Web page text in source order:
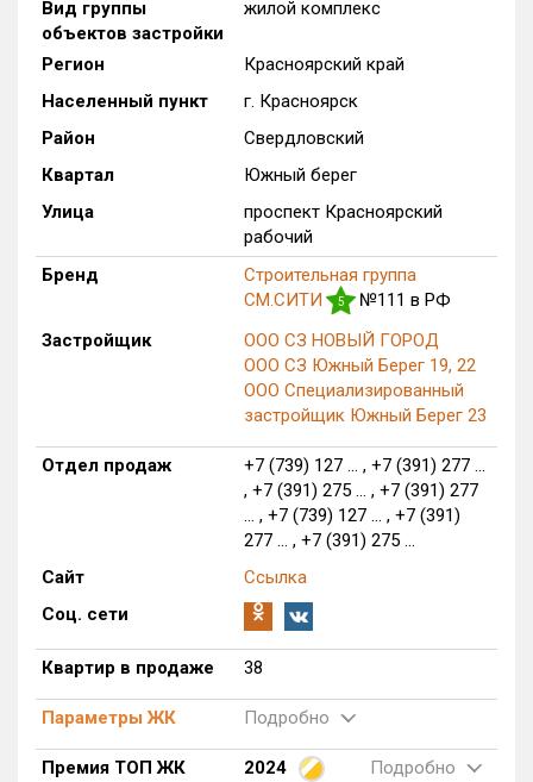
Только новые
от до
с продажами
1 из 284
13 из 923
0 из 4
Домов с апартаментами
0 из 5
0 из 1
0 из 2
Квартир, апартаментов,
блоков в БД
Вид группы
объектов застройки
жилой комплекс
Регион
Красноярский край
Населенный пункт
г. Красноярск
Район
Свердловский
Квартал
Южный берег
Улица
проспект Красноярский
рабочий
Бренд
Строительная группа
СМ.СИТИ
5
№111 в РФ
Застройщик
ООО СЗ НОВЫЙ ГОРОД
ООО СЗ Южный Берег 19, 22
ООО Специализированный
застройщик Южный Берег 23
Отдел продаж
+7 (739) 127 ... , +7 (391) 277 ...
, +7 (391) 275 ... , +7 (391) 277
... , +7 (739) 127 ... , +7 (391)
277 ... , +7 (391) 275 ...
Сайт
Ссылка
Соц. сети
Квартир в продаже 38
Параметры ЖК Подробно
Премия ТОП ЖК 2024 Подробно